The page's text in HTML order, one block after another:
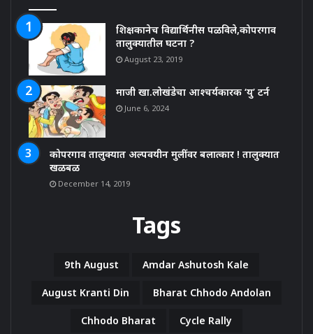
शिक्षकानेच विद्यार्थिनीस पळविले,कोपरगाव
तालुक्यातील घटना ?
August 23, 2019
माजी खा.लोखंडेचा आश्चर्यकारक ‘यु’ टर्न
June 6, 2024
कोपरगाव तालुक्यात अल्पवयीन मुलींवर बलात्कार ! तालुक्यात
खळबळ
December 14, 2019
Tags
9th August Amdar Ashutosh Kale
August Kranti Din Bharat Chhodo Andolan
Chhodo Bharat Cycle Rally